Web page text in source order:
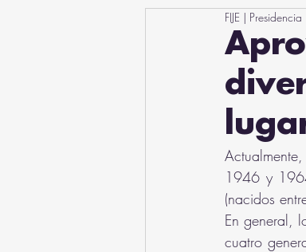
FIJE | Presidencia
1946 y
(nacidos
En general,
cuatro